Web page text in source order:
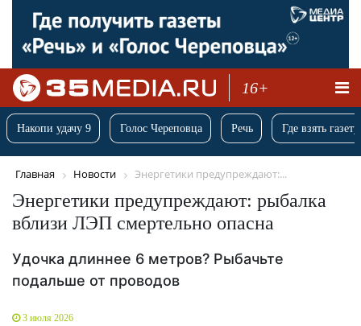
16+
Накопи удачу 9 Голос Череповца Речь Где взять
Главная Новости Энергетики предупреждают:...
Энергетики предупреждают: рыбалка
вблизи ЛЭП смертельно опасна
Удочка длиннее 6 метров? Рыбачьте
подальше от проводов
3 июля 2026